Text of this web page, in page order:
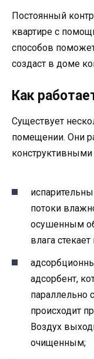
Постоянный
квартире с
способов
создаст в доме
Как
Существует
помещении. Они
конструктивными
потоки
осушенным
влага
адсорбент,
параллельно
происходит
Воздух
очищенным;